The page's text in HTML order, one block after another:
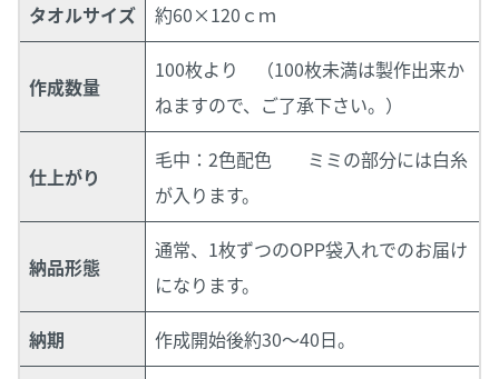
タオルサイズ 約60×120ｃｍ
作成数量
100枚より （100枚未満は製作出来か
ねますので、ご了承下さい。）
仕上がり
毛中：2色配色 ミミの部分には白糸
が入ります。
納品形態
通常、1枚ずつのOPP袋入れでのお届け
になります。
納期 作成開始後約30～40日。